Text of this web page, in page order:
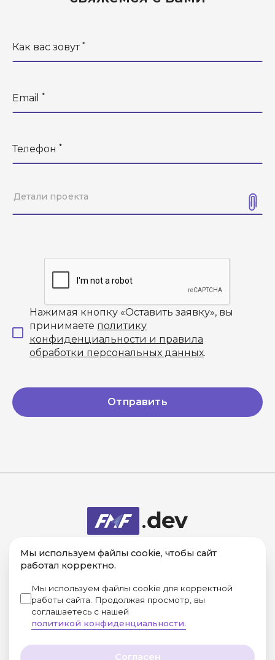
Как вас зовут *
Email *
Телефон *
Нажимая кнопку «Оставить заявку», вы
принимаете политику
конфиденциальности и правила
обработки персональных данных.
Отправить
Компания в
реестре
аккредитованных
IT-компаний
8 800 333-11-26 8 (495) 648-64-79
Реквизиты
Юридическая информация
Мы используем файлы cookie, чтобы сайт
работал корректно.
Мы используем файлы cookie для корректной
работы сайта. Продолжая просмотр, вы
соглашаетесь с нашей
политикой конфиденциальности.
Согласен